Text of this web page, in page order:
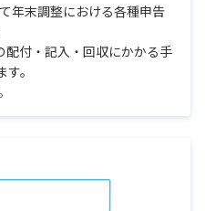
年末調整における各種申告
配付・記入・回収にかかる手
。